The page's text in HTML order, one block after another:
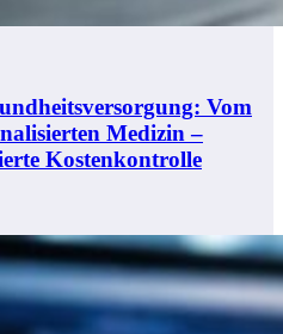
Vom
Medizin –
Kostenkontrolle